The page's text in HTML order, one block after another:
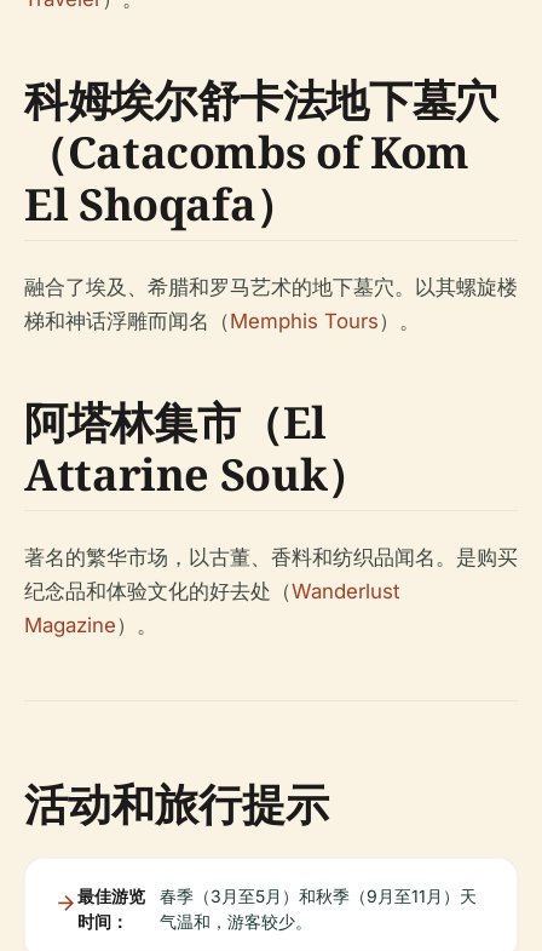
科姆埃尔舒卡法地下墓穴
（Catacombs of Kom
El Shoqafa）
融合了埃及、希腊和罗马艺术的地下墓穴。以其螺旋楼
梯和神话浮雕而闻名（Memphis Tours）。
阿塔林集市（El
Attarine Souk）
著名的繁华市场，以古董、香料和纺织品闻名。是购买
纪念品和体验文化的好去处（Wanderlust
Magazine）。
活动和旅行提示
最佳游览
时间：
春季（3月至5月）和秋季（9月至11月）天
气温和，游客较少。